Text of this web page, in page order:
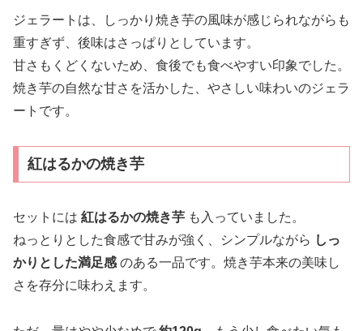
ジェラートは、しっかり焼き芋の風味が感じられながらも
重すぎず、後味はさっぱりとしています。
甘さもくどくないため、食後でも食べやすい印象でした。
焼き芋の自然な甘さを活かした、やさしい味わいのジェラ
ートです。
紅はるかの焼き芋
セットには 紅はるかの焼き芋 も入っていました。
ねっとりとした食感で甘みが強く、シンプルながら しっ
かりとした満足感 のある一品です。焼き芋本来の美味し
さを存分に味わえます。